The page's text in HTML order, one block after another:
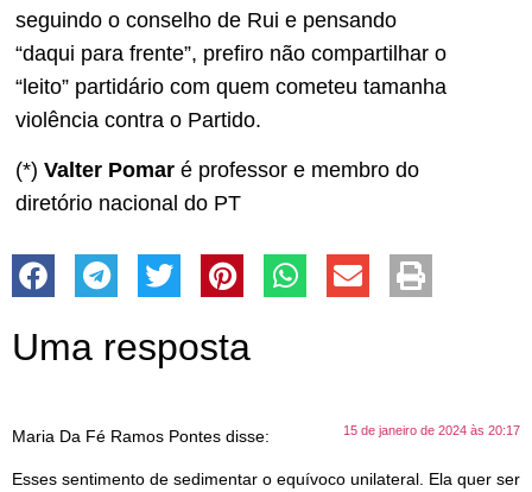
seguindo o conselho de Rui e pensando
“daqui para frente”, prefiro não compartilhar o
“leito” partidário com quem cometeu tamanha
violência contra o Partido.
(*) Valter Pomar é professor e membro do
diretório nacional do PT
Uma resposta
Maria Da Fé Ramos Pontes disse: 15 de janeiro de 2024 às 20:17
Esses sentimento de sedimentar o equívoco unilateral. Ela quer ser